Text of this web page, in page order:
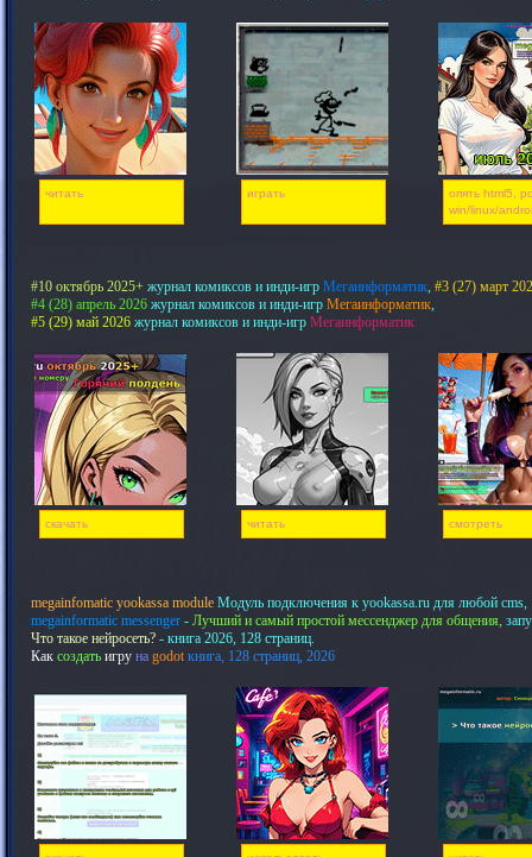
читать играть
опять html5,
win/linux/
#10 октябрь 2025+ журнал комиксов и инди-игр Мегаинформатик, #3 (27) март
#4 (28) апрель 2026 журнал комиксов и инди-игр Мегаинформатик,
#5 (29) май 2026 журнал комиксов и инди-игр Мегаинформатик
скачать читать смотреть
megainfomatic yookassa module Модуль подключения к yookassa.ru для любой cms,
megainformatic messenger - Лучший и самый простой мессенджер для общения,
Что такое нейросеть? - книга 2026, 128 страниц.
Как создать игру на godot книга, 128 страниц, 2026